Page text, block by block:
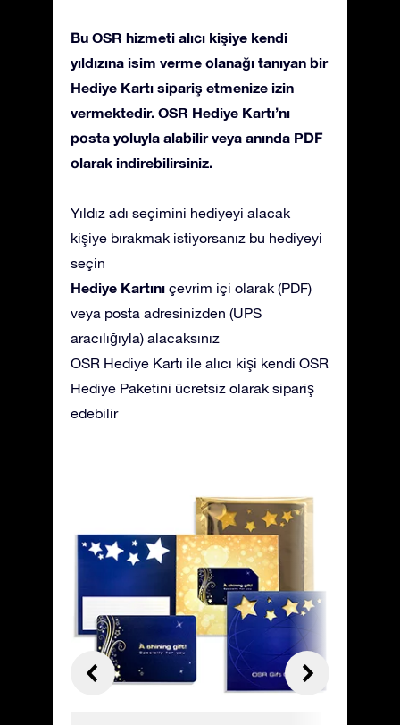
Bu OSR hizmeti alıcı kişiye kendi
yıldızına isim verme olanağı tanıyan bir
Hediye Kartı sipariş etmenize izin
vermektedir. OSR Hediye Kartı’nı
posta yoluyla alabilir veya anında PDF
olarak indirebilirsiniz.
Yıldız adı seçimini hediyeyi alacak
kişiye bırakmak istiyorsanız bu hediyeyi
seçin
Hediye Kartını çevrim içi olarak (PDF)
veya posta adresinizden (UPS
aracılığıyla) alacaksınız
OSR Hediye Kartı ile alıcı kişi kendi OSR
Hediye Paketini ücretsiz olarak sipariş
edebilir